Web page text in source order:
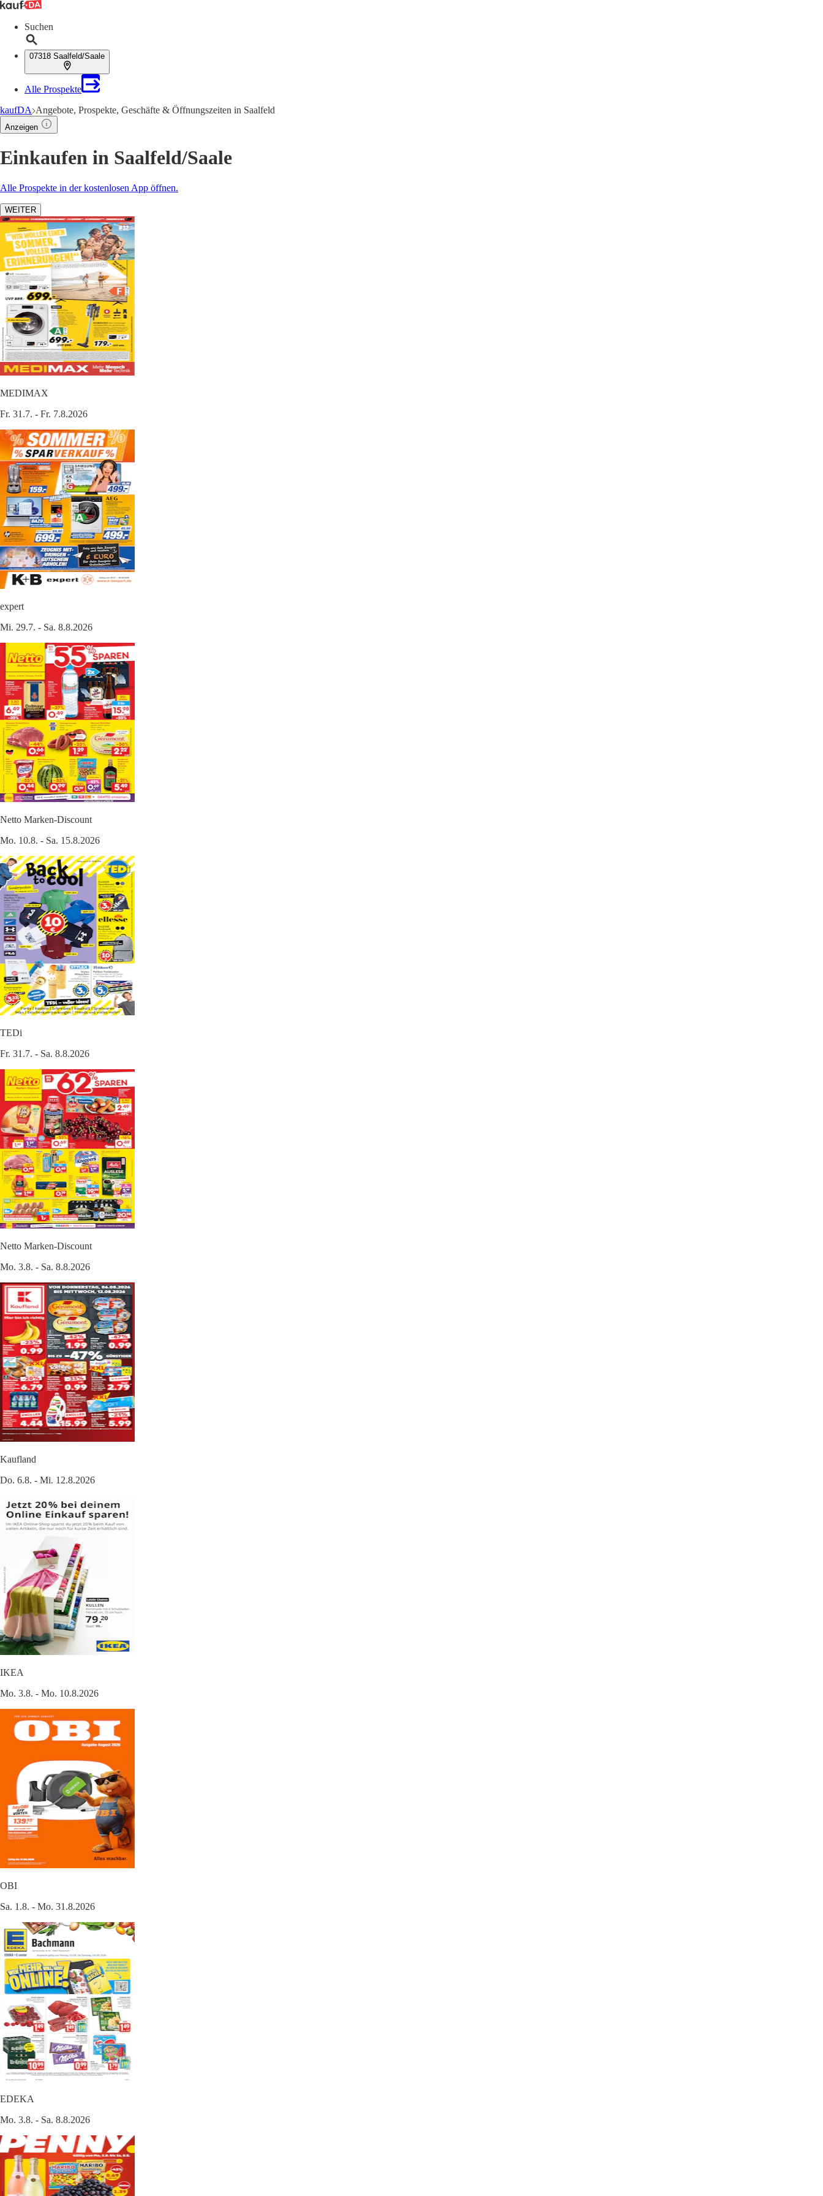
Suchen
07318 Saalfeld/Saale
Alle Prospekte
kaufDA Angebote, Prospekte, Geschäfte & Öffnungszeiten in Saalfeld
Anzeigen
Einkaufen in Saalfeld/Saale
Alle Prospekte in der kostenlosen App öffnen.
WEITER
MEDIMAX
Fr. 31.7. - Fr. 7.8.2026
expert
Mi. 29.7. - Sa. 8.8.2026
Netto Marken-Discount
Mo. 10.8. - Sa. 15.8.2026
TEDi
Fr. 31.7. - Sa. 8.8.2026
Netto Marken-Discount
Mo. 3.8. - Sa. 8.8.2026
Kaufland
Do. 6.8. - Mi. 12.8.2026
IKEA
Mo. 3.8. - Mo. 10.8.2026
OBI
Sa. 1.8. - Mo. 31.8.2026
EDEKA
Mo. 3.8. - Sa. 8.8.2026